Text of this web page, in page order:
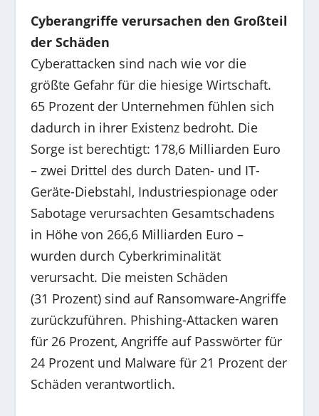
Cyberangriffe verursachen den Großteil
der Schäden
Cyberattacken sind nach wie vor die
größte Gefahr für die hiesige Wirtschaft.
65 Prozent der Unternehmen fühlen sich
dadurch in ihrer Existenz bedroht. Die
Sorge ist berechtigt: 178,6 Milliarden Euro
– zwei Drittel des durch Daten- und IT-
Geräte-Diebstahl, Industriespionage oder
Sabotage verursachten Gesamtschadens
in Höhe von 266,6 Milliarden Euro –
wurden durch Cyberkriminalität
verursacht. Die meisten Schäden
(31 Prozent) sind auf Ransomware-Angriffe
zurückzuführen. Phishing-Attacken waren
für 26 Prozent, Angriffe auf Passwörter für
24 Prozent und Malware für 21 Prozent der
Schäden verantwortlich.